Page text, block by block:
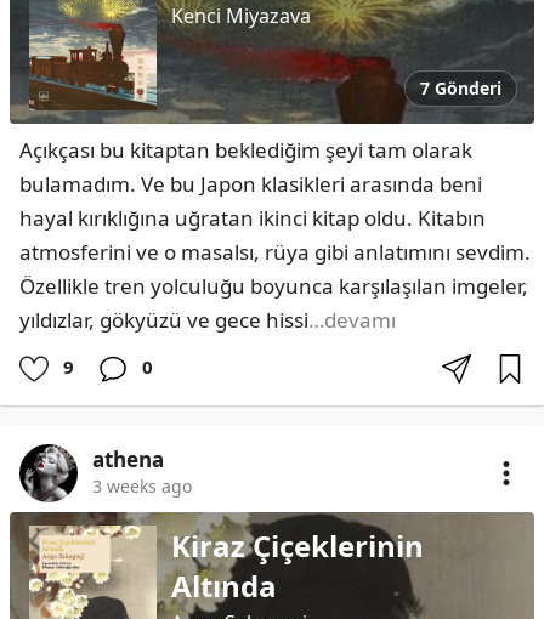
Kenci Miyazava
7 Gönderi
Açıkçası bu kitaptan beklediğim şeyi tam olarak
bulamadım. Ve bu Japon klasikleri arasında beni
hayal kırıklığına uğratan ikinci kitap oldu. Kitabın
atmosferini ve o masalsı, rüya gibi anlatımını sevdim.
Özellikle tren yolculuğu boyunca karşılaşılan imgeler,
yıldızlar, gökyüzü ve gece hissi…devamı
9 0
athena
3 weeks ago
Kiraz Çiçeklerinin
Altında